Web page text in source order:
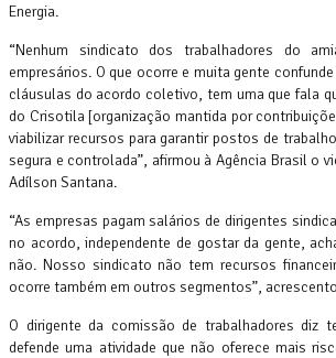
Energia.
“Nenhum sindicato dos trabalhadores do
empresários. O que ocorre e muita gente
cláusulas do acordo coletivo, tem uma que fala
do Crisotila [organização mantida por
viabilizar recursos para garantir postos de
segura e controlada”, afirmou à Agência Brasil o
Adílson Santana.
“As empresas pagam salários de dirigentes
no acordo, independente de gostar da gente,
não. Nosso sindicato não tem recursos
ocorre também em outros segmentos”,
O dirigente da comissão de trabalhadores diz
defende uma atividade que não oferece mais